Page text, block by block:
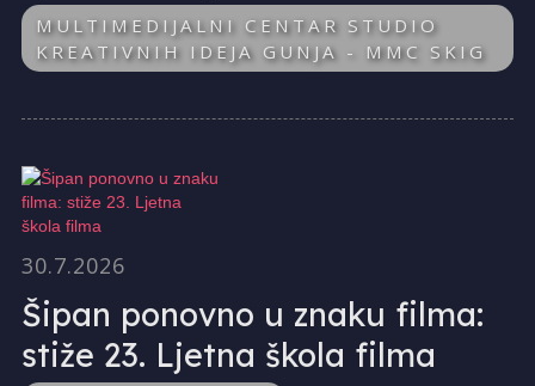
MULTIMEDIJALNI CENTAR STUDIO
KREATIVNIH IDEJA GUNJA - MMC SKIG
30.7.2026
Šipan ponovno u znaku filma:
stiže 23. Ljetna škola filma